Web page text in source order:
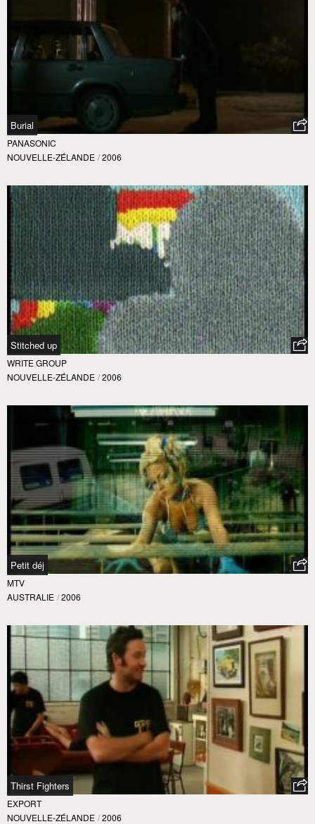
Burial
PANASONIC
NOUVELLE-ZÉLANDE / 2006
Stitched up
WRITE GROUP
NOUVELLE-ZÉLANDE / 2006
Petit déj
MTV
AUSTRALIE / 2006
Thirst Fighters
EXPORT
NOUVELLE-ZÉLANDE / 2006